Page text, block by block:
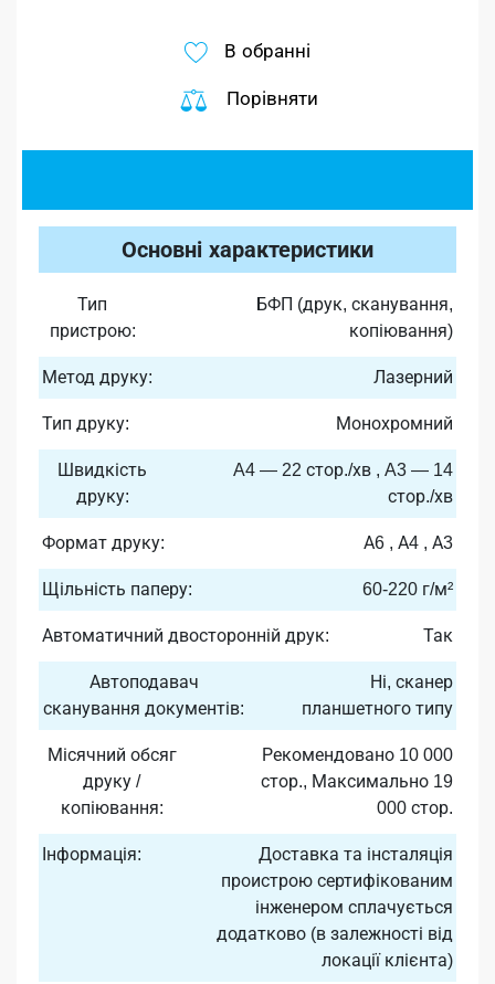
В обранні
Порівняти
Основні характеристики
Тип
пристрою:
БФП (друк, сканування,
копіювання)
Метод друку: Лазерний
Тип друку: Монохромний
Швидкість
друку:
A4 — 22 стор./хв , A3 — 14
стор./хв
Формат друку: А6 , А4 , А3
Щільність паперу: 60-220 г/м²
Автоматичний двосторонній друк: Так
Автоподавач
сканування документів:
Ні, сканер
планшетного типу
Місячний обсяг
друку /
копіювання:
Рекомендовано 10 000
стор., Максимально 19
000 стор.
Інформація:
Доставка та інсталяція
проистрою сертифікованим
інженером сплачується
додатково (в залежності від
локації клієнта)